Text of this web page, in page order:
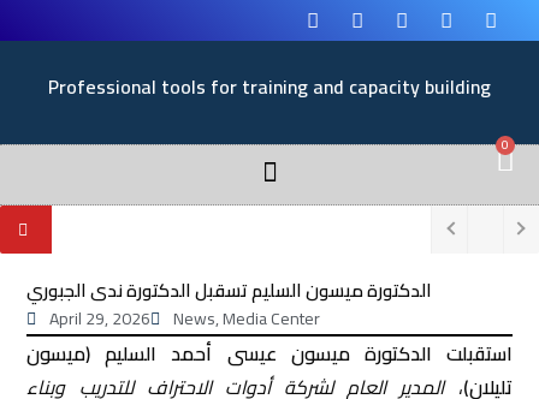
Professional tools for training and capacity building
0
الدكتورة ميسون السليم تسقبل الدكتورة ندى الجبوري
April 29, 2026 News,Media Center
استقبلت الدكتورة ميسون عيسى أحمد السليم (ميسون
تليلان)،المدير العام لشركة أدوات الاحتراف للتدريب وبناء